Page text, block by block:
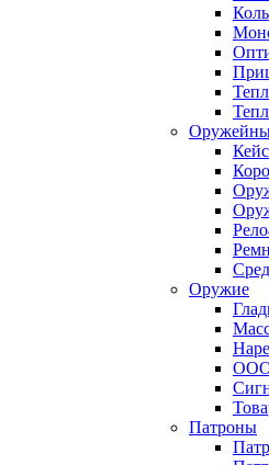
Оружие
Патроны